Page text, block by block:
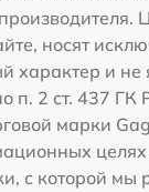
носят
характер и не
п. 2 ст. 437
марки
с которой